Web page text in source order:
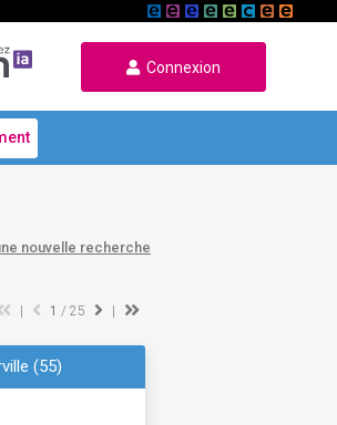
Connexion
nouvelle recherche
1 / 25
(55)